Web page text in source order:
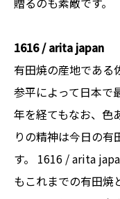
1616 / arita japan
有田焼の産地である
参平によって日本で
年を経てもなお、色
りの精神は今日の有
す。 1616 / arita
もこれまでの有田焼